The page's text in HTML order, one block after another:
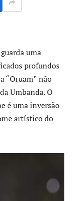
uma
profundos
“Oruam” não
Umbanda. O
é uma inversão
artístico do